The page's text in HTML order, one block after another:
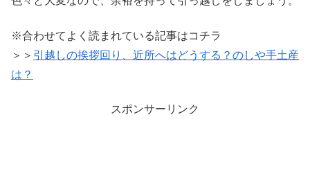
※合わせてよく読まれている記事はコチラ
＞＞ 引越しの挨拶回り、近所へはどうする？のしや手土産
は？
スポンサーリンク